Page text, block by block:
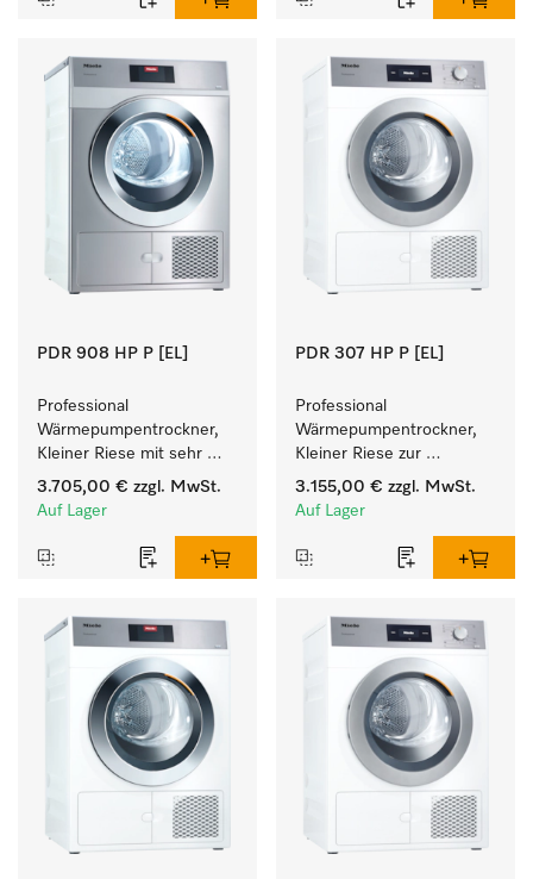
PDR 908 HP P [EL]
Professional
Wärmepumpentrockner,
Kleiner Riese mit sehr
geringem
Energieverbrauch und
Füllgewicht 8 kg.
3.705,00 € zzgl. MwSt.
Auf Lager
PDR 307 HP P [EL]
Professional
Wärmepumpentrockner,
Kleiner Riese zur
einfachen und flexiblen
Aufstellung ohne
3.155,00 € zzgl. MwSt.
Auf Lager